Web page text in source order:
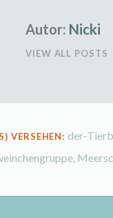
Autor: Nicki
VIEW ALL POSTS
VERSEHEN: der-
,